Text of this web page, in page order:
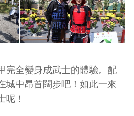
完全變身成武士的體驗。配
城中昂首闊步吧！如此一來
呢！